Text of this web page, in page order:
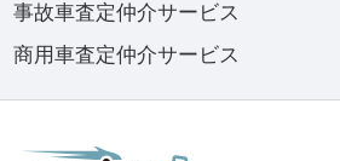
事故車査定仲介サービス
商用車査定仲介サービス